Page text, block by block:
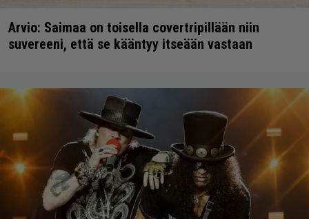
Arvio: Saimaa on toisella covertripillään niin
suvereeni, että se kääntyy itseään vastaan